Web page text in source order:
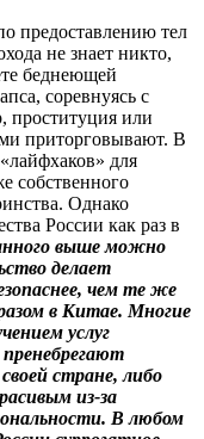
предоставлению тел
не знает никто,
беднеющей
соревнуясь с
проституция или
приторговывают. В
для
собственного
Однако
России как раз в
выше можно
делает
чем те же
в Китае. Многие
услуг
стране, либо
из-за
В любом